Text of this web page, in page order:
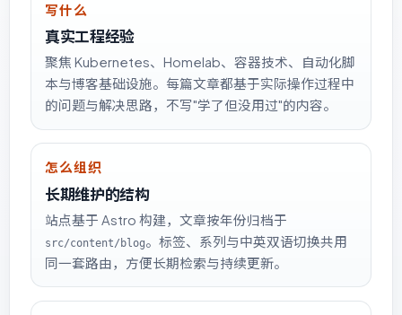
写什么
真实工程经验
聚焦 Kubernetes、Homelab、容器技术、自动化脚
本与博客基础设施。每篇文章都基于实际操作过程中
的问题与解决思路，不写"学了但没用过"的内容。
怎么组织
长期维护的结构
站点基于 Astro 构建，文章按年份归档于
src/content/blog。标签、系列与中英双语切换共用
同一套路由，方便长期检索与持续更新。